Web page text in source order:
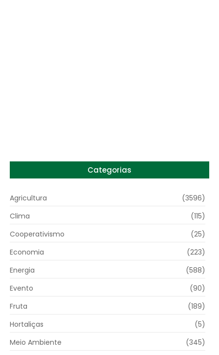
Categorias
Agricultura
(3596)
Clima
(115)
Cooperativismo
(25)
Economia
(223)
Energia
(588)
Evento
(90)
Fruta
(189)
Hortaliças
(5)
Meio Ambiente
(345)